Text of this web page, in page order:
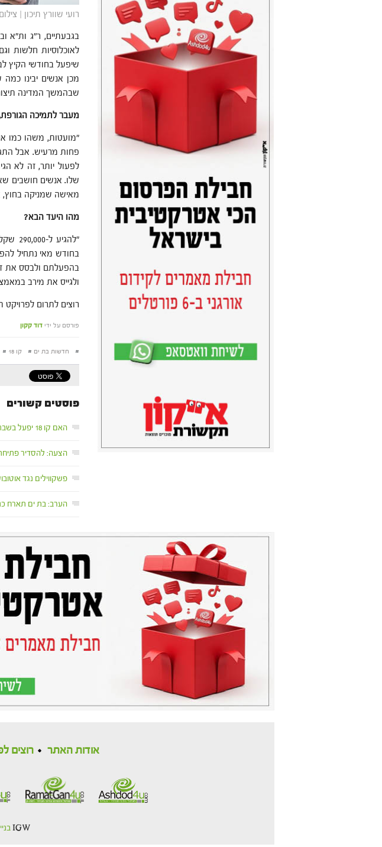
רועי שוורץ תיכון |
שיפעל בחודשי הקיץ
מכן אנשים יבינו
שבהמשך המדינה
מעבר לתמיכה
"מועטות, משהו כמו
פחות מרעיש. אבל
לפעול יותר, זה לא
שלו. אנשים חושבים
מאישה שמניקה בחוץ,
מהו היעד הבא?
בהפעלתם ולבסס את
ולגייס את מירב
רוצים לתרום
פורסם על ידי דוד קקון
# חדשות בת ים # קו 18 #
פוסטים קשורים
האם קו 18 יפעל בשבת?
הצעה: להסדיר
פשקווילים נגד
הערב: בת ים תארח
אודות האתר רוצים
IGW